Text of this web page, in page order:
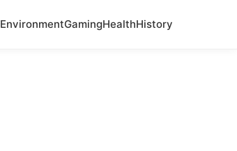
EnvironmentGamingHealthHistory